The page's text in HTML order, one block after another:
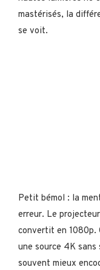
mastérisés, la
se voit.
Petit bémol : la
erreur. Le
convertit en 1080p.
une source 4K
souvent mieux